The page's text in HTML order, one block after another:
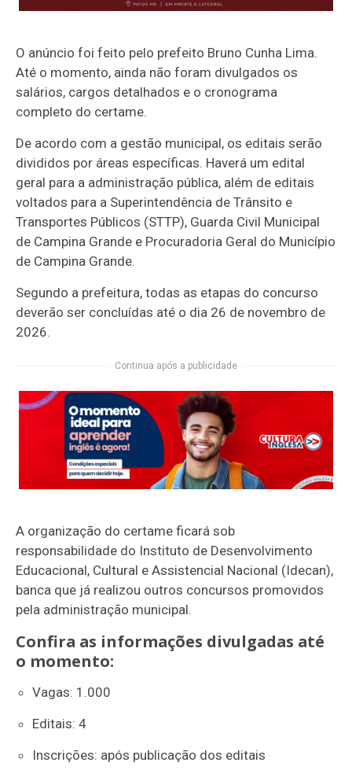
O anúncio foi feito pelo prefeito Bruno Cunha Lima.
Até o momento, ainda não foram divulgados os
salários, cargos detalhados e o cronograma
completo do certame.
De acordo com a gestão municipal, os editais serão
divididos por áreas específicas. Haverá um edital
geral para a administração pública, além de editais
voltados para a Superintendência de Trânsito e
Transportes Públicos (STTP), Guarda Civil Municipal
de Campina Grande e Procuradoria Geral do Município
de Campina Grande.
Segundo a prefeitura, todas as etapas do concurso
deverão ser concluídas até o dia 26 de novembro de
2026.
Continua após a publicidade
A organização do certame ficará sob
responsabilidade do Instituto de Desenvolvimento
Educacional, Cultural e Assistencial Nacional (Idecan),
banca que já realizou outros concursos promovidos
pela administração municipal.
Confira as informações divulgadas até
o momento:
Vagas: 1.000
Editais: 4
Inscrições: após publicação dos editais